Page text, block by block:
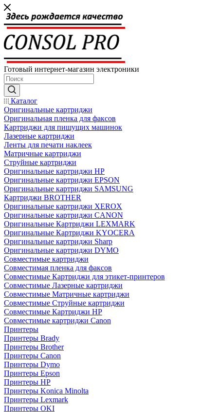
Готовый интернет-магазин электроники
Каталог
Оригинальные картриджи
Оригинальная пленка для факсов
Картриджи для пишущих машинок
Лазерные картриджи
Ленты для печати наклеек
Матричные картриджи
Струйные картриджи
Оригинальные картриджи HP
Оригинальные картриджи EPSON
Оригинальные картриджи SAMSUNG
Картриджи BROTHER
Оригинальные картриджи XEROX
Оригинальные картриджи CANON
Оригинальные Картриджи LEXMARK
Оригинальные Картриджи KYOCERA
Оригинальные картриджи Sharp
Оригинальные картриджи DYMO
Совместимые картриджи
Совместимая пленка для факсов
Совместимые Картриджи для этикет-принтеров
Совместимые Лазерные картриджи
Совместимые Матричные картриджи
Совместимые Струйные картриджи
Совместимые Картриджи HP
Совместимые картриджи Canon
Принтеры
Принтеры Brady
Принтеры Brother
Принтеры Canon
Принтеры Dymo
Принтеры Epson
Принтеры HP
Принтеры Konica Minolta
Принтеры Lexmark
Принтеры OKI